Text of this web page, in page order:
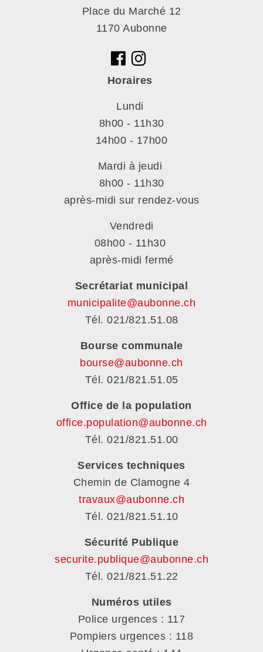
Place du Marché 12
1170 Aubonne
Horaires
Lundi
8h00 - 11h30
14h00 - 17h00
Mardi à jeudi
8h00 - 11h30
après-midi sur rendez-vous
Vendredi
08h00 - 11h30
après-midi fermé
Secrétariat municipal
municipalite@aubonne.ch
Tél. 021/821.51.08
Bourse communale
bourse@aubonne.ch
Tél. 021/821.51.05
Office de la population
office.population@aubonne.ch
Tél. 021/821.51.00
Services techniques
Chemin de Clamogne 4
travaux@aubonne.ch
Tél. 021/821.51.10
Sécurité Publique
securite.publique@aubonne.ch
Tél. 021/821.51.22
Numéros utiles
Police urgences : 117
Pompiers urgences : 118